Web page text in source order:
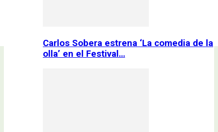
Carlos Sobera estrena ‘La comedia de la
olla’ en el Festival…